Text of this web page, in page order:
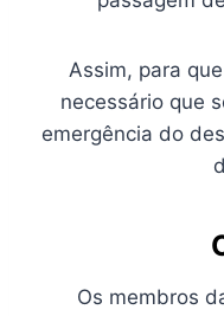
Assim, para
necessário que
emergência do
Os membros